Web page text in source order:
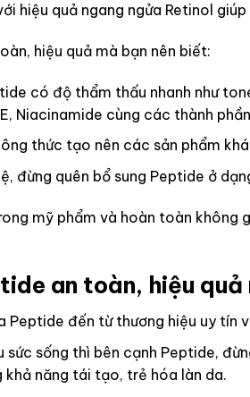
hiệu quả ngang ngửa Retinol
hiệu quả mà bạn nên biết:
có độ thẩm thấu nhanh như
Niacinamide cùng các thành
thức tạo nên các sản phẩm
đừng quên bổ sung Peptide ở
mỹ phẩm và hoàn toàn không
an toàn, hiệu
Peptide đến từ thương hiệu uy
sống thì bên cạnh Peptide,
khả năng tái tạo, trẻ hóa làn da.